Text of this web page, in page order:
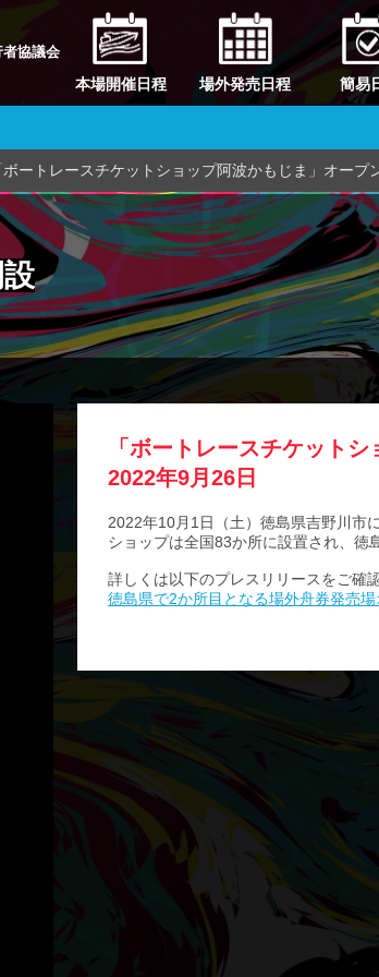
協議会
本場開催日程 場外発売日程 簡易
ボートレースチケットショップ阿波かもじま」オープ
「ボートレースチケット
2022年9月26日
2022年10月1日（土）徳島県吉野川市
ショップは全国83か所に設置され、徳
詳しくは以下のプレスリリースをご確
徳島県で2か所目となる場外舟券発売場